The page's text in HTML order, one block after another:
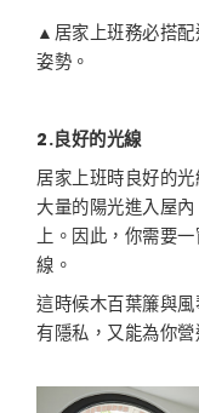
▲居家上班務必搭
姿勢。
2.良好的光線
居家上班時良好的
大量的陽光進入屋
上。因此，你需要
線。
這時候木百葉簾與
有隱私，又能為你